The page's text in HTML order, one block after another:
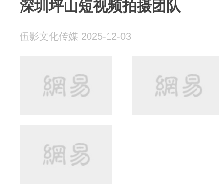
深圳坪山短视频拍摄团队
伍影文化传媒 2025-12-03